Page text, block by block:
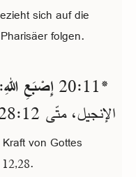
sich auf die
folgen.
*11‏:20 إِصْبَعِ اللهِ
الإنجيل، متّى 12‏:28.
von Gottes